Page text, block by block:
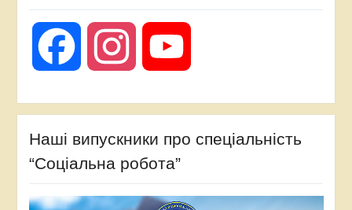
Facebook Instagram
Наші випускники про спеціальність
“Соціальна робота”
Відеопрогравач